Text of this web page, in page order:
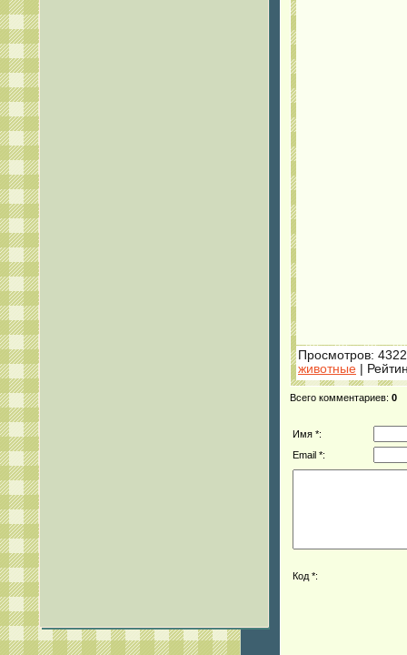
Просмотров:
животные |
Всего комментариев: 0
Имя *:
Email *:
Код *: